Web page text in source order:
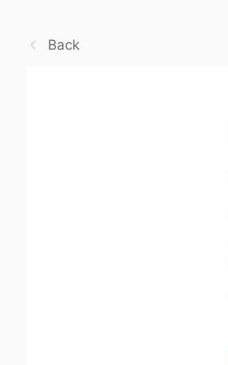
Back